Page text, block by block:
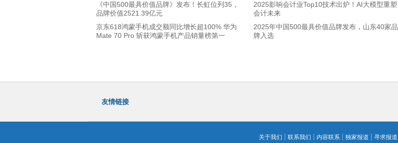
《中国500最具价值品牌》发布！长虹位列35，
品牌价值2521.39亿元
2025影响会计业Top10技术出炉！AI大模型重塑
会计未来
京东618鸿蒙手机成交额同比增长超100% 华为
Mate 70 Pro 斩获鸿蒙手机产品销量榜第一
2025年中国500最具价值品牌发布，山东40家品
牌入选
友情链接
关于我们 ┊ 联系我们 ┊ 内容联系 ┊ 独家报道 ┊ 寻求报道